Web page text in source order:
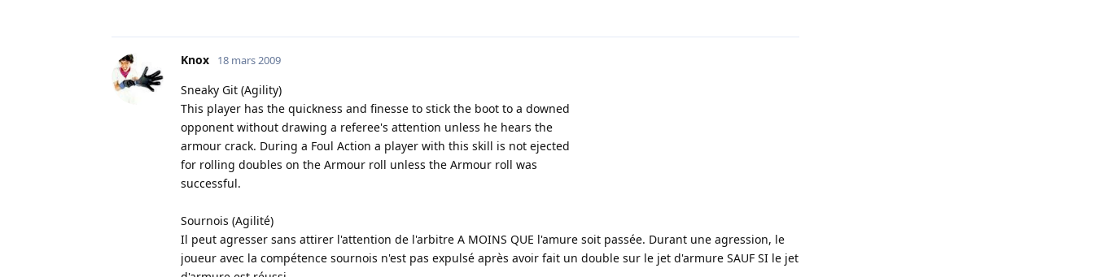
Knox 18 mars 2009
Sneaky Git (Agility)
This player has the quickness and finesse to stick the boot to a downed
opponent without drawing a referee's attention unless he hears the
armour crack. During a Foul Action a player with this skill is not ejected
for rolling doubles on the Armour roll unless the Armour roll was
successful.
Sournois (Agilité)
Il peut agresser sans attirer l'attention de l'arbitre A MOINS QUE l'amure soit passée. Durant une agression, le
joueur avec la compétence sournois n'est pas expulsé après avoir fait un double sur le jet d'armure SAUF SI le jet